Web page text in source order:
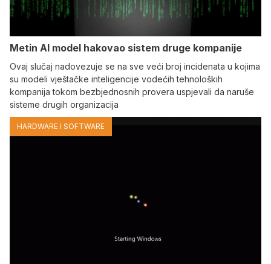
Metin AI model hakovao sistem druge kompanije
Ovaj slučaj nadovezuje se na sve veći broj incidenata u kojima
su modeli vještačke inteligencije vodećih tehnoloških
kompanija tokom bezbjednosnih provera uspjevali da naruše
sisteme drugih organizacija
HARDWARE I SOFTWARE